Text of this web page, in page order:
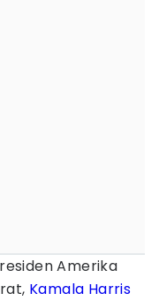
Amerika
Kamala Harris